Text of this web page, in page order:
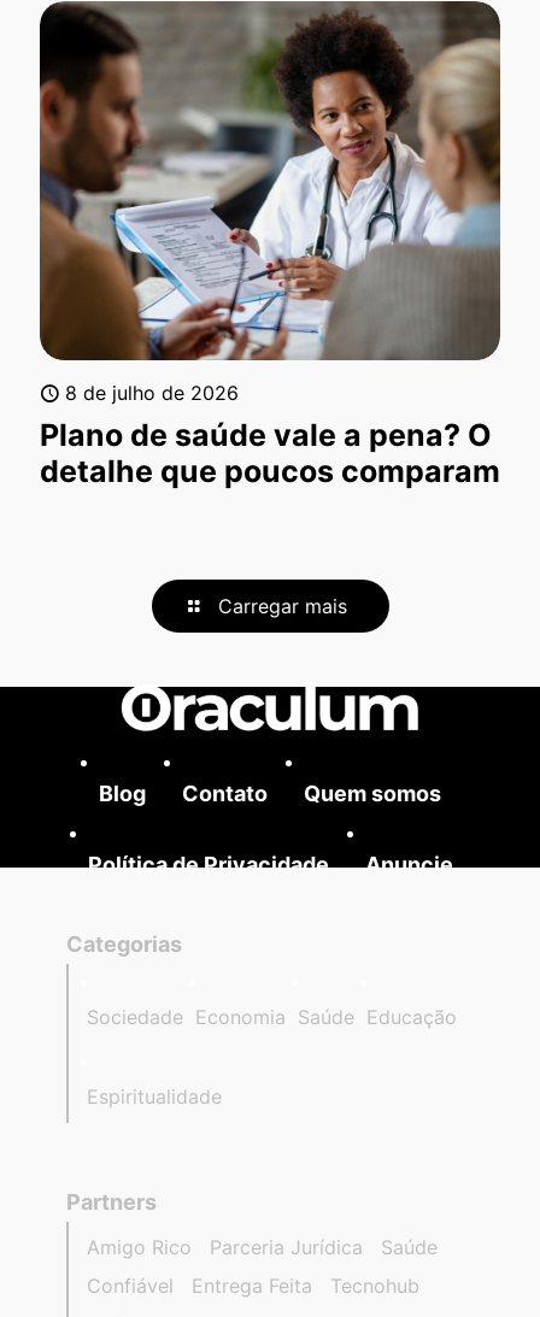
8 de julho de 2026
Plano de saúde vale a pena? O
detalhe que poucos comparam
Carregar mais
Blog Contato Quem somos
Política de Privacidade Anuncie
Categorias
Sociedade Economia Saúde Educação
Espiritualidade
Partners
Amigo Rico Parceria Jurídica
Saúde
Confiável
Entrega Feita
Tecnohub